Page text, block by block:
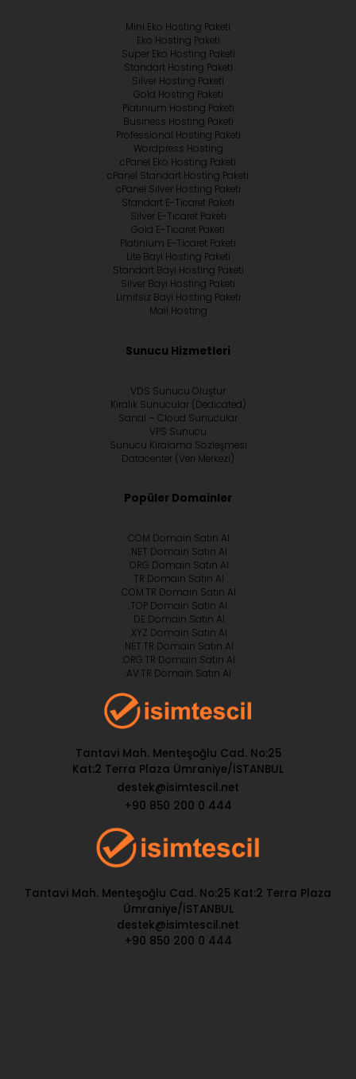
Mini Eko Hosting Paketi
Eko Hosting Paketi
Super Eko Hosting Paketi
Standart Hosting Paketi
Silver Hosting Paketi
Gold Hosting Paketi
Platinium Hosting Paketi
Business Hosting Paketi
Professional Hosting Paketi
Wordpress Hosting
cPanel Eko Hosting Paketi
cPanel Standart Hosting Paketi
cPanel Silver Hosting Paketi
Standart E-Ticaret Paketi
Silver E-Ticaret Paketi
Gold E-Ticaret Paketi
Platinium E-Ticaret Paketi
Lite Bayi Hosting Paketi
Standart Bayi Hosting Paketi
Silver Bayi Hosting Paketi
Limitsiz Bayi Hosting Paketi
Mail Hosting
Sunucu Hizmetleri
VDS Sunucu Oluştur
Kiralık Sunucular (Dedicated)
Sanal – Cloud Sunucular
VPS Sunucu
Sunucu Kiralama Sözleşmesi
Datacenter (Veri Merkezi)
Popüler Domainler
.COM Domain Satın Al
.NET Domain Satın Al
.ORG Domain Satın Al
.TR Domain Satın Al
.COM.TR Domain Satın Al
.TOP Domain Satın Al
.DE Domain Satın Al
.XYZ Domain Satın Al
.NET.TR Domain Satın Al
.ORG.TR Domain Satın Al
.AV.TR Domain Satın Al
Tantavi Mah. Menteşoğlu Cad. No:25
Kat:2 Terra Plaza Ümraniye/İSTANBUL
destek@isimtescil.net
+90 850 200 0 444
Tantavi Mah. Menteşoğlu Cad. No:25 Kat:2 Terra Plaza
Ümraniye/İSTANBUL
destek@isimtescil.net
+90 850 200 0 444